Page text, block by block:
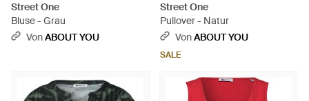
Street One
Bluse - Grau
VonABOUT YOU
Street One
Pullover - Natur
VonABOUT YOU
SALE